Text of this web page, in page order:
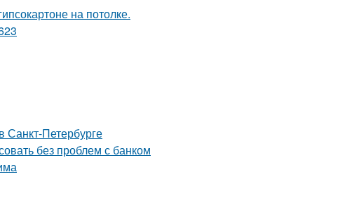
Санкт-Петербурге
без проблем с банком